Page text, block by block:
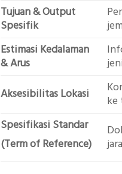
Tujuan & Output
Spesifik
Estimasi Kedalaman
& Arus
Aksesibilitas Lokasi
ke
Spesifikasi Standar
(Term of Reference)